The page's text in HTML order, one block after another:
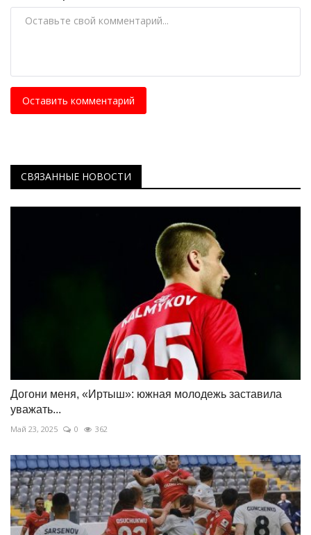
Оставить комментарий
СВЯЗАННЫЕ НОВОСТИ
Догони меня, «Иртыш»: южная молодежь заставила
уважать...
Май 23, 2025 0 362